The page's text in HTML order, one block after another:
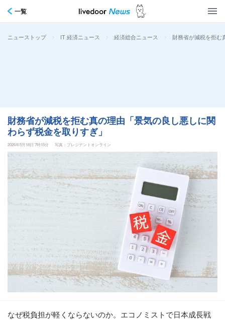
一覧
ニューストップ > IT 経済ニュース > 経済総合ニュース > 財務省が減税を拒む
財務省が減税を拒む真の理由「景気の良し悪しに関
わらず税金を取りすぎ」
2026年5月18日 7時15分 写真：プレジデントオンライン
なぜ税負担が軽くならないのか。エコノミストで日本成長戦